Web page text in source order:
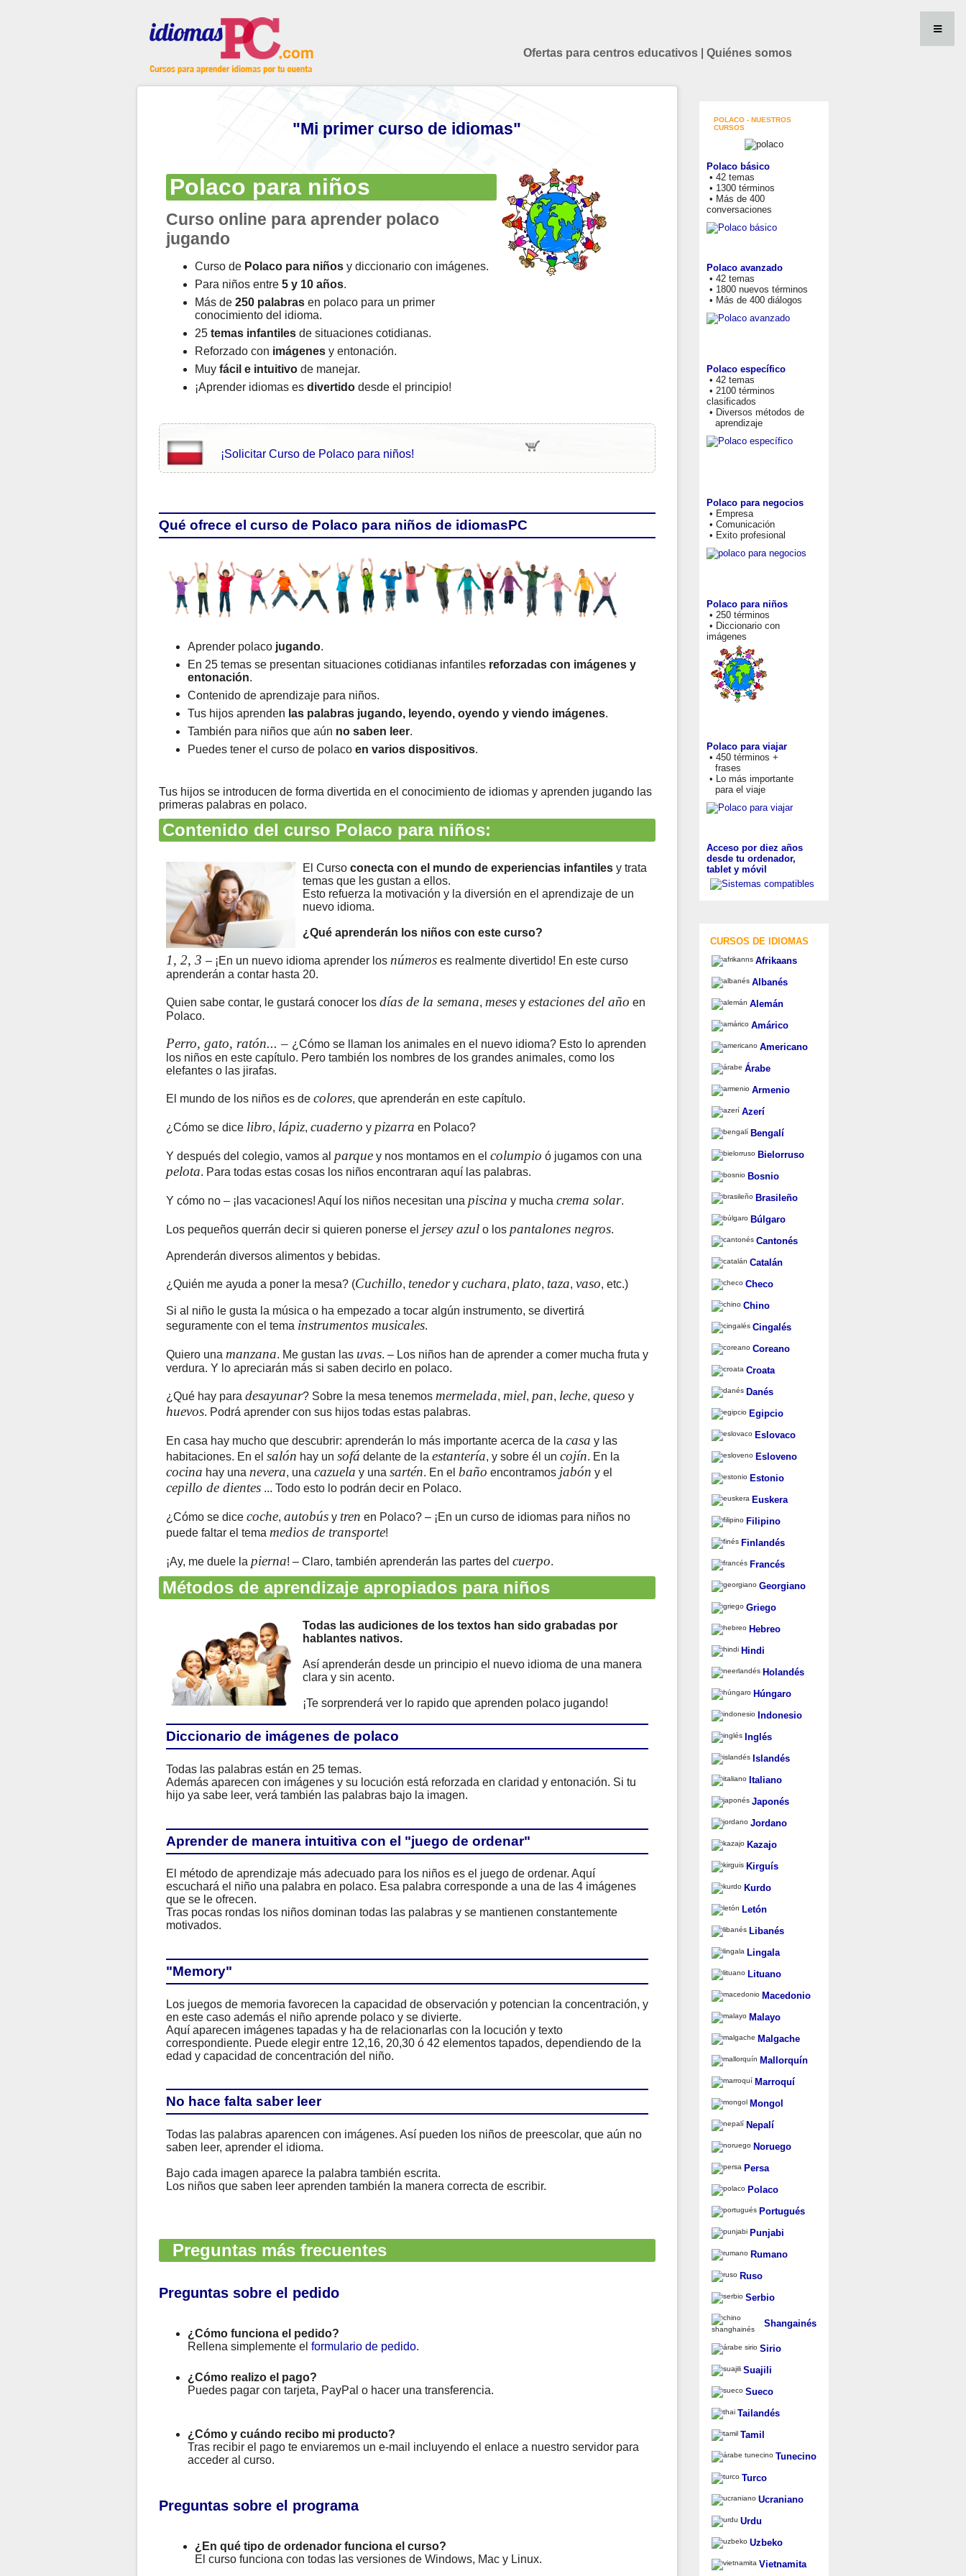
Ofertas para centros educativos Quiénes somos
"Mi primer curso de idiomas"
Polaco para niños
Curso online para aprender polaco
jugando
Curso de Polaco para niñosy diccionario con imágenes.
Para niños entre 5 y 10 años.
Más de 250 palabrasen polaco para un primer
conocimiento del idioma.
25 temas infantilesde situaciones cotidianas.
Reforzado con imágenesy entonación.
Muy fácil e intuitivode manejar.
¡Aprender idiomas es divertidodesde el principio!
¡Solicitar Curso de Polaco para niños!
Qué ofrece el curso de Polaco para niños de idiomasPC
Aprender polaco jugando.
En 25 temas se presentan situaciones cotidianas infantiles reforzadas con imágenes y
entonación.
Contenido de aprendizaje para niños.
Tus hijos aprenden las palabras jugando, leyendo, oyendo y viendo imágenes.
También para niños que aún no saben leer.
Puedes tener el curso de polaco en varios dispositivos.
Tus hijos se introducen de forma divertida en el conocimiento de idiomas y aprenden jugando las
primeras palabras en polaco.
Contenido del curso Polaco para niños:
El Curso conecta con el mundo de experiencias infantilesy trata
temas que les gustan a ellos.
Esto refuerza la motivación y la diversión en el aprendizaje de un
nuevo idioma.
¿Qué aprenderán los niños con este curso?
1, 2, 3 – ¡En un nuevo idioma aprender los númeroses realmente divertido! En este curso
aprenderán a contar hasta 20.
Quien sabe contar, le gustará conocer los días de la semana, mesesy estaciones del año en
Polaco.
Perro, gato, ratón... – ¿Cómo se llaman los animales en el nuevo idioma? Esto lo aprenden
los niños en este capítulo. Pero también los nombres de los grandes animales, como los
elefantes o las jirafas.
El mundo de los niños es de colores, que aprenderán en este capítulo.
¿Cómo se dice libro, lápiz, cuaderno y pizarra en Polaco?
Y después del colegio, vamos al parquey nos montamos en el columpio ó jugamos con una
pelota. Para todas estas cosas los niños encontraran aquí las palabras.
Y cómo no – ¡las vacaciones! Aquí los niños necesitan una piscina y mucha crema solar.
Los pequeños querrán decir si quieren ponerse el jersey azulo los pantalones negros.
Aprenderán diversos alimentos y bebidas.
¿Quién me ayuda a poner la mesa? (Cuchillo, tenedory cuchara, plato, taza, vaso, etc.)
Si al niño le gusta la música o ha empezado a tocar algún instrumento, se divertirá
seguramente con el tema instrumentos musicales.
Quiero una manzana. Me gustan las uvas. – Los niños han de aprender a comer mucha fruta y
verdura. Y lo apreciarán más si saben decirlo en polaco.
¿Qué hay para desayunar? Sobre la mesa tenemos mermelada, miel, pan, leche, queso y
huevos. Podrá aprender con sus hijos todas estas palabras.
En casa hay mucho que descubrir: aprenderán lo más importante acerca de la casa y las
habitaciones. En el salón hay un sofá delante de la estantería, y sobre él un cojín. En la
cocina hay una nevera, una cazuela y una sartén. En el baño encontramos jabón y el
cepillo de dientes... Todo esto lo podrán decir en Polaco.
¿Cómo se dice coche, autobúsy tren en Polaco? – ¡En un curso de idiomas para niños no
puede faltar el tema medios de transporte!
¡Ay, me duele la pierna! – Claro, también aprenderán las partes del cuerpo.
Métodos de aprendizaje apropiados para niños
Todas las audiciones de los textos han sido grabadas por
hablantes nativos.
Así aprenderán desde un principio el nuevo idioma de una manera
clara y sin acento.
¡Te sorprenderá ver lo rapido que aprenden polaco jugando!
Diccionario de imágenes de polaco
Todas las palabras están en 25 temas.
Además aparecen con imágenes y su locución está reforzada en claridad y entonación. Si tu
hijo ya sabe leer, verá también las palabras bajo la imagen.
Aprender de manera intuitiva con el "juego de ordenar"
El método de aprendizaje más adecuado para los niños es el juego de ordenar. Aquí
escuchará el niño una palabra en polaco. Esa palabra corresponde a una de las 4 imágenes
que se le ofrecen.
Tras pocas rondas los niños dominan todas las palabras y se mantienen constantemente
motivados.
"Memory"
Los juegos de memoria favorecen la capacidad de observación y potencian la concentración, y
en este caso además el niño aprende polaco y se divierte.
Aquí aparecen imágenes tapadas y ha de relacionarlas con la locución y texto
correspondiente. Puede elegir entre 12,16, 20,30 ó 42 elementos tapados, dependiendo de la
edad y capacidad de concentración del niño.
No hace falta saber leer
Todas las palabras aparencen con imágenes. Así pueden los niños de preescolar, que aún no
saben leer, aprender el idioma.
Bajo cada imagen aparece la palabra también escrita.
Los niños que saben leer aprenden también la manera correcta de escribir.
Preguntas más frecuentes
Preguntas sobre el pedido
¿Cómo funciona el pedido?
Rellena simplemente el formulario de pedido.
¿Cómo realizo el pago?
Puedes pagar con tarjeta, PayPal o hacer una transferencia.
¿Cómo y cuándo recibo mi producto?
Tras recibir el pago te enviaremos un e-mail incluyendo el enlace a nuestro servidor para
acceder al curso.
Preguntas sobre el programa
¿En qué tipo de ordenador funciona el curso?
El curso funciona con todas las versiones de Windows, Mac y Linux.
POLACO - NUESTROS
CURSOS
Polaco básico
• 42 temas
• 1300 términos
• Más de 400
conversaciones
Polaco avanzado
• 42 temas
• 1800 nuevos términos
• Más de 400 diálogos
Polaco específico
• 42 temas
• 2100 términos
clasificados
• Diversos métodos de
aprendizaje
Polaco para negocios
• Empresa
• Comunicación
• Exito profesional
Polaco para niños
• 250 términos
• Diccionario con
imágenes
Polaco para viajar
• 450 términos +
frases
• Lo más importante
para el viaje
Acceso por diez años
desde tu ordenador,
tablet y móvil
CURSOS DE IDIOMAS
Afrikaans
Albanés
Alemán
Amárico
Americano
Árabe
Armenio
Azerí
Bengalí
Bielorruso
Bosnio
Brasileño
Búlgaro
Cantonés
Catalán
Checo
Chino
Cingalés
Coreano
Croata
Danés
Egipcio
Eslovaco
Esloveno
Estonio
Euskera
Filipino
Finlandés
Francés
Georgiano
Griego
Hebreo
Hindi
Holandés
Húngaro
Indonesio
Inglés
Islandés
Italiano
Japonés
Jordano
Kazajo
Kirguís
Kurdo
Letón
Libanés
Lingala
Lituano
Macedonio
Malayo
Malgache
Mallorquín
Marroquí
Mongol
Nepalí
Noruego
Persa
Polaco
Portugués
Punjabi
Rumano
Ruso
Serbio
Shangainés
Sirio
Suajili
Sueco
Tailandés
Tamil
Tunecino
Turco
Ucraniano
Urdu
Uzbeko
Vietnamita